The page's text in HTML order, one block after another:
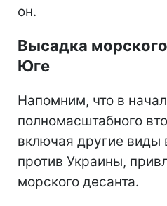
он.
Высадка
Юге
Напомним, что в
полномасштабного
включая другие виды
против Украины,
морского десанта.